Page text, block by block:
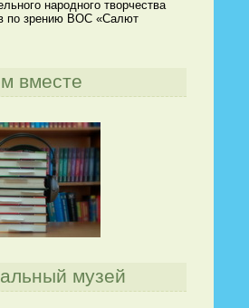
народного творчества
по зрению ВОС «Салют
вместе
музей